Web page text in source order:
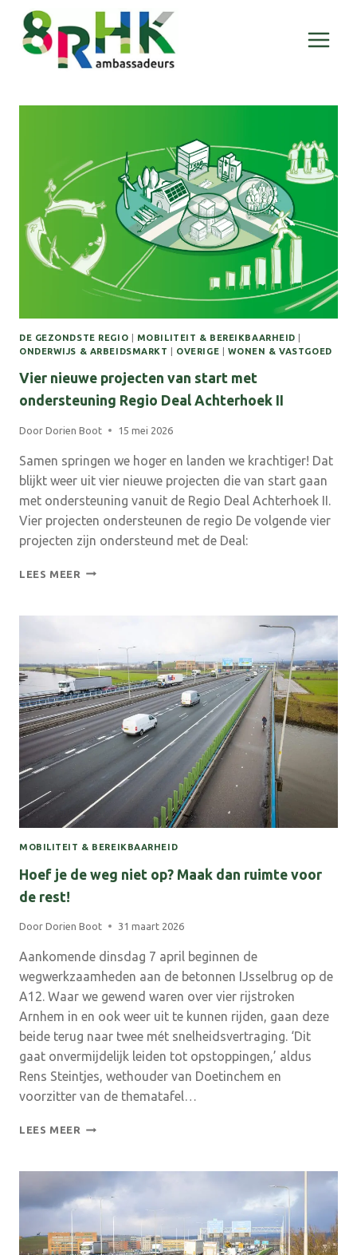
Doorgaan
naar
inhoud
DE GEZONDSTE REGIO MOBILITEIT & BEREIKBAARHEID
ONDERWIJS & ARBEIDSMARKT
OVERIGE WONEN & VASTGOED
Vier nieuwe projecten van start met
ondersteuning Regio Deal Achterhoek II
Door Dorien Boot 15 mei 2026
Samen springen we hoger en landen we krachtiger! Dat
blijkt weer uit vier nieuwe projecten die van start gaan
met ondersteuning vanuit de Regio Deal Achterhoek II.
Vier projecten ondersteunen de regio De volgende vier
projecten zijn ondersteund met de Deal:
LEES MEER VIER
MET
ONDERSTEUNING
REGIO
DEAL
ACHTERHOEK
II
MOBILITEIT & BEREIKBAARHEID
Hoef je de weg niet op? Maak dan ruimte voor
de rest!
Door Dorien Boot 31 maart 2026
Aankomende dinsdag 7 april beginnen de
wegwerkzaamheden aan de betonnen IJsselbrug op de
A12. Waar we gewend waren over vier rijstroken
Arnhem in en ook weer uit te kunnen rijden, gaan deze
beide terug naar twee mét snelheidsvertraging. ‘Dit
gaat onvermijdelijk leiden tot opstoppingen,’ aldus
Rens Steintjes, wethouder van Doetinchem en
voorzitter van de thematafel…
LEES MEER HOEF
WEG
NIET
OP?
DAN